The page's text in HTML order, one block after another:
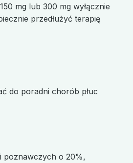
mg lub 300 mg wyłącznie
przedłużyć terapię
do poradni chorób płuc
poznawczych o 20%,